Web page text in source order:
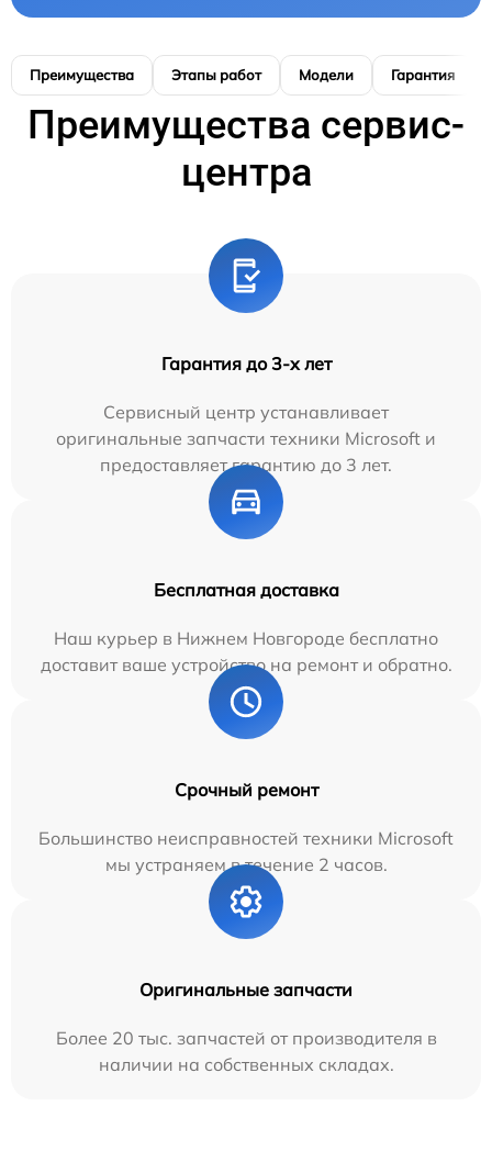
Преимущества Этапы работ Модели Гарантия
Преимущества сервис-
центра
Гарантия до 3-х лет
Сервисный центр устанавливает
оригинальные запчасти техники Microsoft и
предоставляет гарантию до 3 лет.
Бесплатная доставка
Наш курьер в Нижнем Новгороде бесплатно
доставит ваше устройство на ремонт и обратно.
Срочный ремонт
Большинство неисправностей техники Microsoft
мы устраняем в течение 2 часов.
Оригинальные запчасти
Более 20 тыс. запчастей от производителя в
наличии на собственных складах.